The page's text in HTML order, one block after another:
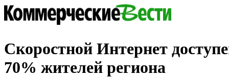
Скоростной Интернет
70% жителей региона